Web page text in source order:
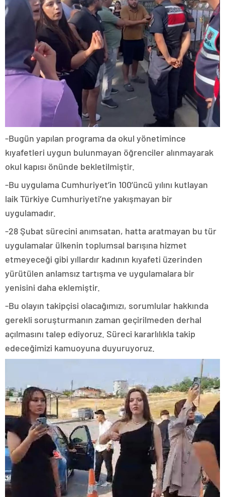
-Bugün yapılan programa da okul yönetimince
kıyafetleri uygun bulunmayan öğrenciler alınmayarak
okul kapısı önünde bekletilmiştir.
-Bu uygulama Cumhuriyet’in 100’üncü yılını kutlayan
laik Türkiye Cumhuriyeti’ne yakışmayan bir
uygulamadır.
-28 Şubat sürecini anımsatan, hatta aratmayan bu tür
uygulamalar ülkenin toplumsal barışına hizmet
etmeyeceği gibi yıllardır kadının kıyafeti üzerinden
yürütülen anlamsız tartışma ve uygulamalara bir
yenisini daha eklemiştir.
-Bu olayın takipçisi olacağımızı, sorumlular hakkında
gerekli soruşturmanın zaman geçirilmeden derhal
açılmasını talep ediyoruz. Süreci kararlılıkla takip
edeceğimizi kamuoyuna duyuruyoruz.